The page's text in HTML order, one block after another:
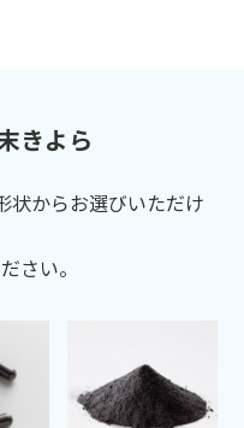
きよら
状からお選びいただけ
さい。